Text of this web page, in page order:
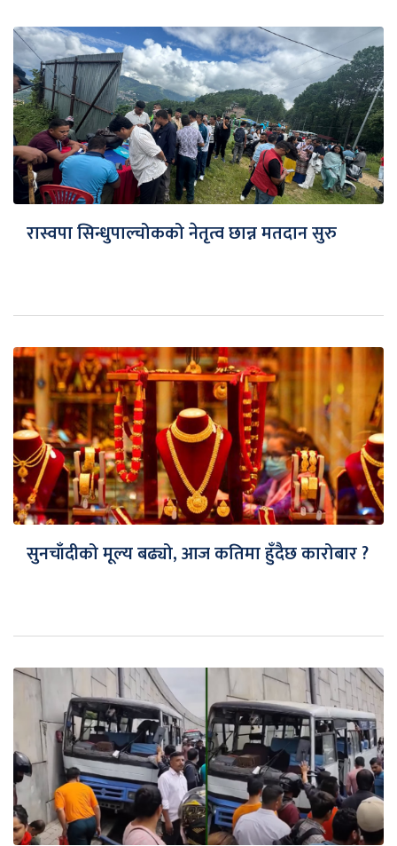
रास्वपा सिन्धुपाल्चोकको नेतृत्व छान्न मतदान सुरु
सुनचाँदीको मूल्य बढ्यो, आज कतिमा हुँदैछ कारोबार ?